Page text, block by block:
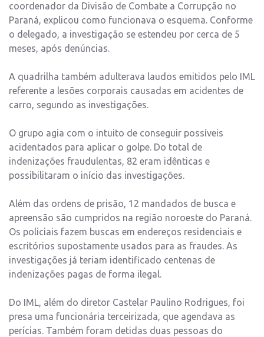
coordenador da Divisão de Combate a Corrupção no
Paraná, explicou como funcionava o esquema. Conforme
o delegado, a investigação se estendeu por cerca de 5
meses, após denúncias.
A quadrilha também adulterava laudos emitidos pelo IML
referente a lesões corporais causadas em acidentes de
carro, segundo as investigações.
O grupo agia com o intuito de conseguir possíveis
acidentados para aplicar o golpe. Do total de
indenizações fraudulentas, 82 eram idênticas e
possibilitaram o início das investigações.
Além das ordens de prisão, 12 mandados de busca e
apreensão são cumpridos na região noroeste do Paraná.
Os policiais fazem buscas em endereços residenciais e
escritórios supostamente usados para as fraudes. As
investigações já teriam identificado centenas de
indenizações pagas de forma ilegal.
Do IML, além do diretor Castelar Paulino Rodrigues, foi
presa uma funcionária terceirizada, que agendava as
perícias. Também foram detidas duas pessoas do